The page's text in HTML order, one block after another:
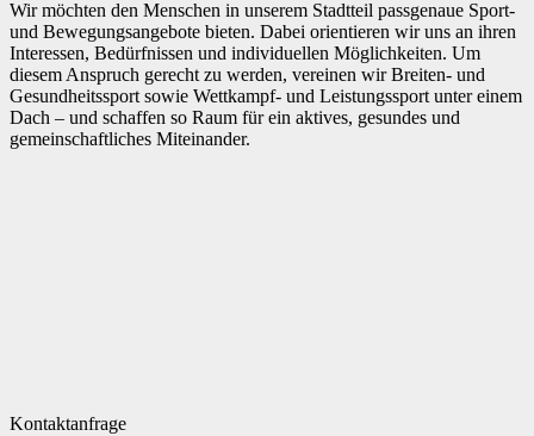
Wir möchten den Menschen in unserem Stadtteil passgenaue Sport-
und Bewegungsangebote bieten. Dabei orientieren wir uns an ihren
Interessen, Bedürfnissen und individuellen Möglichkeiten. Um
diesem Anspruch gerecht zu werden, vereinen wir Breiten- und
Gesundheitssport sowie Wettkampf- und Leistungssport unter einem
Dach – und schaffen so Raum für ein aktives, gesundes und
gemeinschaftliches Miteinander.
Kontaktanfrage